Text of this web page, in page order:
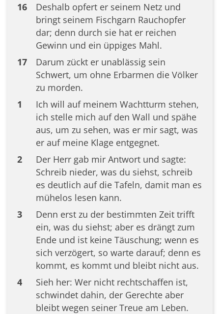
16
Deshalb opfert er seinem Netz und
bringt seinem Fischgarn Rauchopfer
dar; denn durch sie hat er reichen
Gewinn und ein üppiges Mahl.
17
Darum zückt er unablässig sein
Schwert, um ohne Erbarmen die Völker
zu morden.
1
Ich will auf meinem Wachtturm stehen,
ich stelle mich auf den Wall und spähe
aus, um zu sehen, was er mir sagt, was
er auf meine Klage entgegnet.
2
Der Herr gab mir Antwort und sagte:
Schreib nieder, was du siehst, schreib
es deutlich auf die Tafeln, damit man es
mühelos lesen kann.
3
Denn erst zu der bestimmten Zeit trifft
ein, was du siehst; aber es drängt zum
Ende und ist keine Täuschung; wenn es
sich verzögert, so warte darauf; denn es
kommt, es kommt und bleibt nicht aus.
4
Sieh her: Wer nicht rechtschaffen ist,
schwindet dahin, der Gerechte aber
bleibt wegen seiner Treue am Leben.